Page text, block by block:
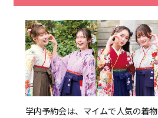
学内予約会は、マイムで人気の着